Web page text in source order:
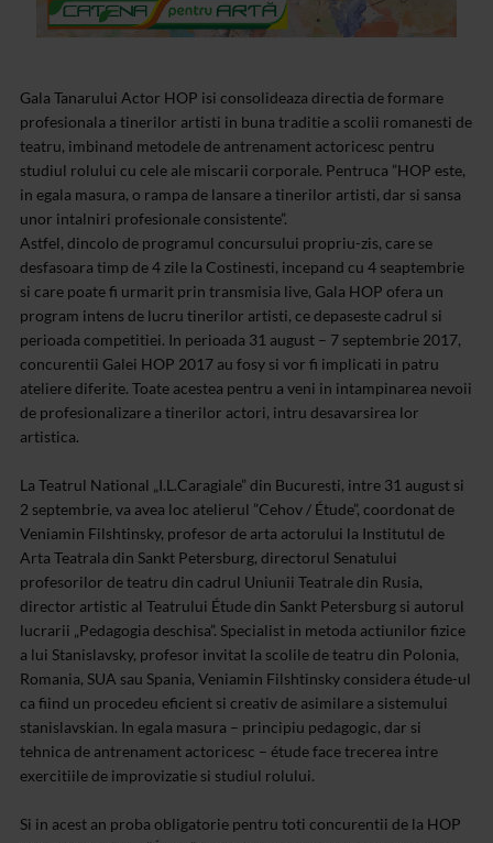
Gala Tanarului Actor HOP isi consolideaza directia de formare
profesionala a tinerilor artisti in buna traditie a scolii romanesti de
teatru, imbinand metodele de antrenament actoricesc pentru
studiul rolului cu cele ale miscarii corporale. Pentruca ”HOP este,
in egala masura, o rampa de lansare a tinerilor artisti, dar si sansa
unor intalniri profesionale consistente”.
Astfel, dincolo de programul concursului propriu-zis, care se
desfasoara timp de 4 zile la Costinesti, incepand cu 4 seaptembrie
si care poate fi urmarit prin transmisia live, Gala HOP ofera un
program intens de lucru tinerilor artisti, ce depaseste cadrul si
perioada competitiei. In perioada 31 august – 7 septembrie 2017,
concurentii Galei HOP 2017 au fosy si vor fi implicati in patru
ateliere diferite. Toate acestea pentru a veni in intampinarea nevoii
de profesionalizare a tinerilor actori, intru desavarsirea lor
artistica.
La Teatrul National „I.L.Caragiale” din Bucuresti, intre 31 august si
2 septembrie, va avea loc atelierul ”Cehov / Étude”, coordonat de
Veniamin Filshtinsky, profesor de arta actorului la Institutul de
Arta Teatrala din Sankt Petersburg, directorul Senatului
profesorilor de teatru din cadrul Uniunii Teatrale din Rusia,
director artistic al Teatrului Étude din Sankt Petersburg si autorul
lucrarii „Pedagogia deschisa”. Specialist in metoda actiunilor fizice
a lui Stanislavsky, profesor invitat la scolile de teatru din Polonia,
Romania, SUA sau Spania, Veniamin Filshtinsky considera étude-ul
ca fiind un procedeu eficient si creativ de asimilare a sistemului
stanislavskian. In egala masura – principiu pedagogic, dar si
tehnica de antrenament actoricesc – étude face trecerea intre
exercitiile de improvizatie si studiul rolului.
Si in acest an proba obligatorie pentru toti concurentii de la HOP